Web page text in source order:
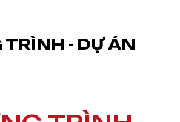
TRÌNH - DỰ ÁN